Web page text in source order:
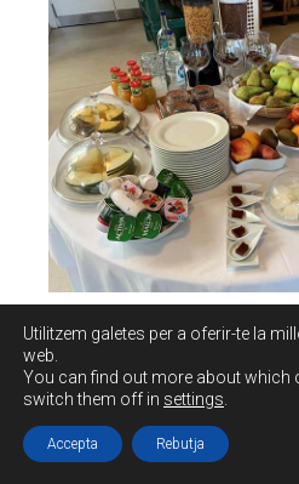
Utilitzem galetes per a oferir-te la
web.
You can find out more about which
switch them off in settings
Accepta Rebutja